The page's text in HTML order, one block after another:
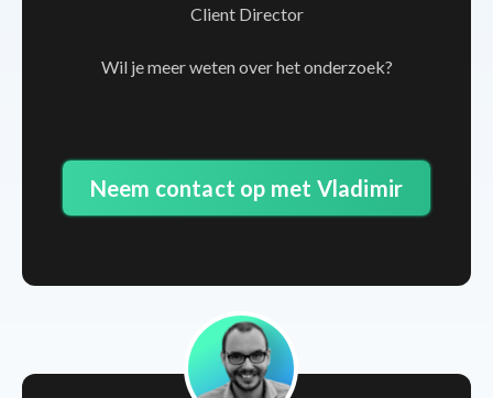
Client Director
Wil je meer weten over het onderzoek?
Neem contact op met Vladimir